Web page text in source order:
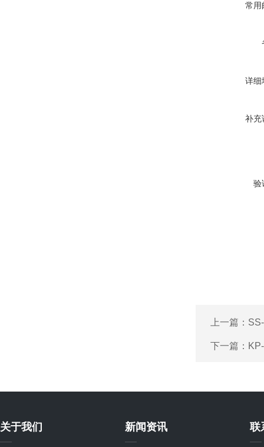
常用
详细
补充
验
上一篇：
下一篇：
关于我们 新闻资讯 联